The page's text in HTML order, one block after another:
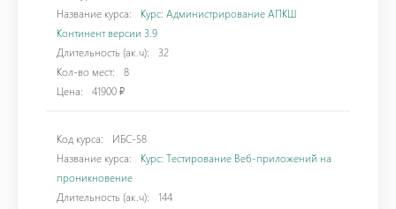
Название курса:
Курс: Администрирование АПКШ
Континент версии 3.9
Длительность (ак.ч):
32
Кол-во мест:
8
Цена:
41900 ₽
Код курса:
ИБС-58
Название курса:
Курс: Тестирование Веб-приложений на
проникновение
Длительность (ак.ч):
144